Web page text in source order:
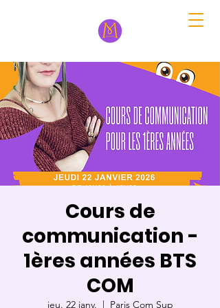
Cours de
communication -
1ères années BTS
COM
jeu. 22 janv.
  |
Paris Com Sup